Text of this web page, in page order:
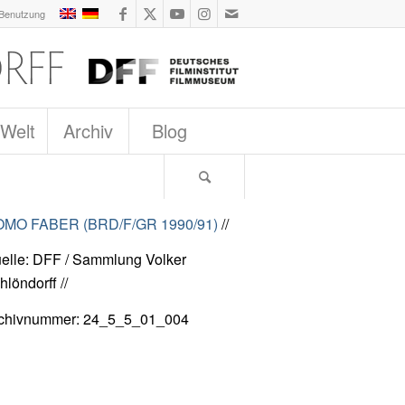
Archiv Blog
FABER (BRD/F/GR 1990/91) //
DFF / Sammlung Volker
//
24_5_5_01_004